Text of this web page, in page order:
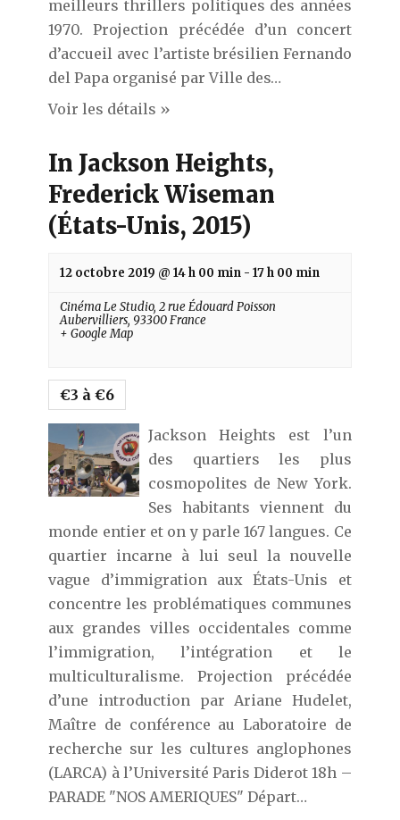
meilleurs thrillers politiques des années
1970. Projection précédée d’un concert
d’accueil avec l’artiste brésilien Fernando
del Papa organisé par Ville des…
Voir les détails »
In Jackson Heights,
Frederick Wiseman
(États-Unis, 2015)
12 octobre 2019 @ 14 h 00 min -17 h 00 min
Cinéma Le Studio,2 rue Édouard Poisson
Aubervilliers, 93300 France
+ Google Map
€3 à €6
Jackson Heights est l’un
des quartiers les plus
cosmopolites de New York.
Ses habitants viennent du
monde entier et on y parle 167 langues. Ce
quartier incarne à lui seul la nouvelle
vague d’immigration aux États-Unis et
concentre les problématiques communes
aux grandes villes occidentales comme
l’immigration, l’intégration et le
multiculturalisme. Projection précédée
d’une introduction par Ariane Hudelet,
Maître de conférence au Laboratoire de
recherche sur les cultures anglophones
(LARCA) à l’Université Paris Diderot 18h –
PARADE "NOS AMERIQUES" Départ…